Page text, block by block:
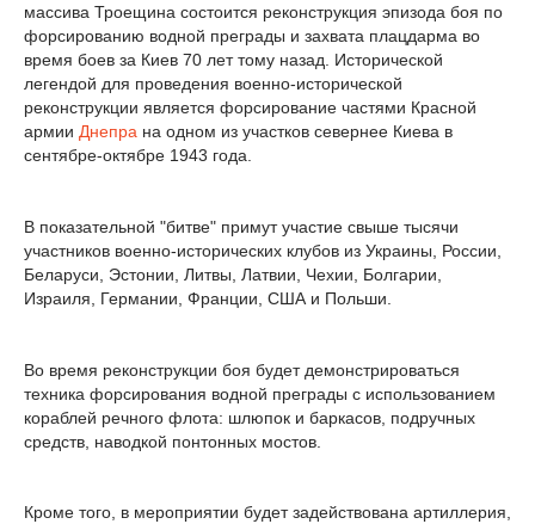
массива Троещина состоится реконструкция эпизода боя по
форсированию водной преграды и захвата плацдарма во
время боев за Киев 70 лет тому назад. Исторической
легендой для проведения военно-исторической
реконструкции является форсирование частями Красной
армии Днепра на одном из участков севернее Киева в
сентябре-октябре 1943 года.
В показательной "битве" примут участие свыше тысячи
участников военно-исторических клубов из Украины, России,
Беларуси, Эстонии, Литвы, Латвии, Чехии, Болгарии,
Израиля, Германии, Франции, США и Польши.
Во время реконструкции боя будет демонстрироваться
техника форсирования водной преграды с использованием
кораблей речного флота: шлюпок и баркасов, подручных
средств, наводкой понтонных мостов.
Кроме того, в мероприятии будет задействована артиллерия,